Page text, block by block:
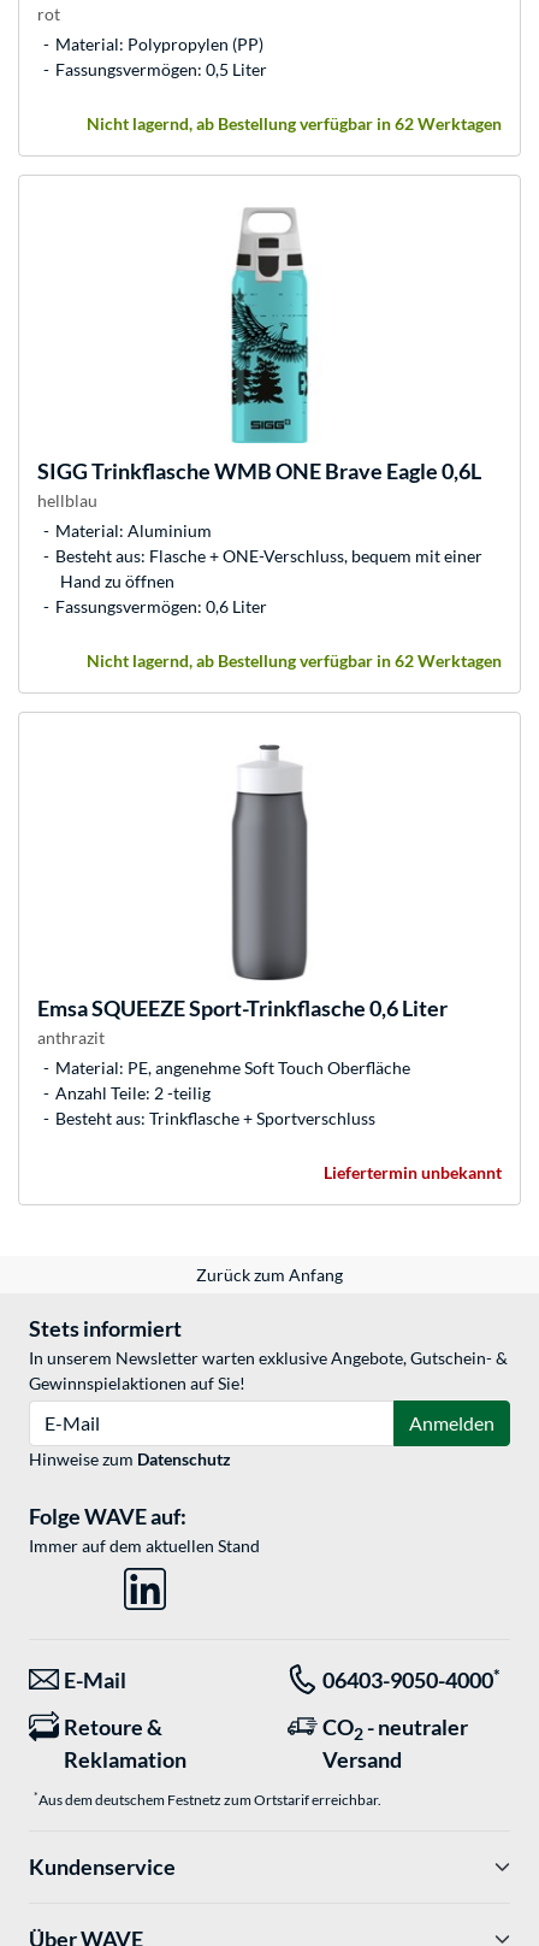
rot
Material: Polypropylen (PP)
Fassungsvermögen: 0,5 Liter
Nicht lagernd, ab Bestellung verfügbar in 62 Werktagen
SIGGTrinkflasche WMB ONE Brave Eagle 0,6L
hellblau
Material: Aluminium
Besteht aus: Flasche + ONE-Verschluss, bequem mit einer
Hand zu öffnen
Fassungsvermögen: 0,6 Liter
Nicht lagernd, ab Bestellung verfügbar in 62 Werktagen
EmsaSQUEEZE Sport-Trinkflasche 0,6 Liter
anthrazit
Material: PE, angenehme Soft Touch Oberfläche
Anzahl Teile: 2 -teilig
Besteht aus: Trinkflasche + Sportverschluss
Liefertermin unbekannt
Zurück zum Anfang
Stets informiert
In unserem Newsletter warten exklusive Angebote, Gutschein- &
Gewinnspielaktionen auf Sie!
Anmelden
Hinweise zum Datenschutz
Folge WAVE auf:
Immer auf dem aktuellen Stand
E-Mail 06403-9050-4000*
Retoure &
Reklamation
CO2 - neutraler
Versand
*Aus dem deutschem Festnetz zum Ortstarif erreichbar.
Kundenservice
Über WAVE